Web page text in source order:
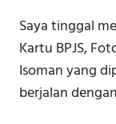
Saya tinggal
Kartu BPJS,
Isoman yang
berjalan